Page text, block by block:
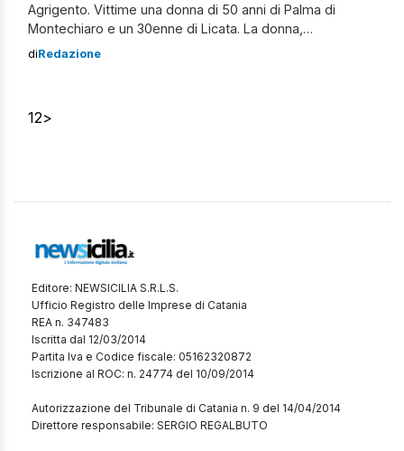
Agrigento. Vittime una donna di 50 anni di Palma di
Montechiaro e un 30enne di Licata. La donna,
dipendente di una impresa di pulizie, sarebbe rimasta
diRedazione
12>
Editore: NEWSICILIA S.R.L.S.
Ufficio Registro delle Imprese di Catania
REA n. 347483
Iscritta dal 12/03/2014
Partita Iva e Codice fiscale: 05162320872
Iscrizione al ROC: n. 24774 del 10/09/2014
Autorizzazione del Tribunale di Catania n. 9 del 14/04/2014
Direttore responsabile: SERGIO REGALBUTO